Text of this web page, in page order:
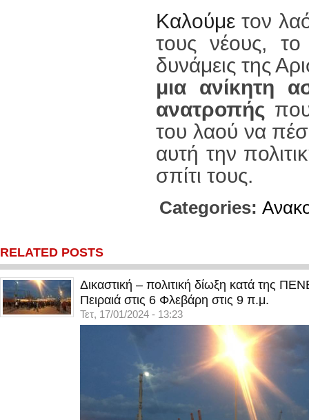
Καλούμετον
τους νέους, το
δυνάμεις της
μια ανίκητη
ανατροπής
του λαού να
αυτή την
σπίτι τους.
Categories:
RELATED POSTS
Δικαστική – πολιτική δίωξη κατά της
Πειραιά στις 6 Φλεβάρη στις 9 π.μ.
Τετ, 17/01/2024 - 13:23